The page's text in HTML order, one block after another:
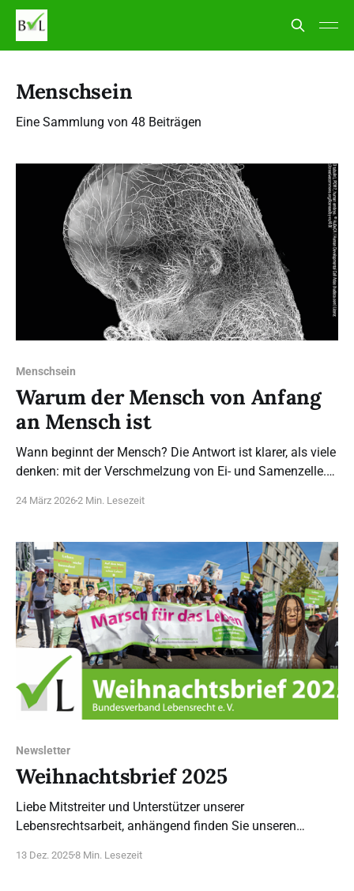
Menschsein
Eine Sammlung von 48 Beiträgen
Menschsein
Warum der Mensch von Anfang
an Mensch ist
Wann beginnt der Mensch? Die Antwort ist klarer, als viele
denken: mit der Verschmelzung von Ei- und Samenzelle.
voraus, dass jemand da
24 März 20262 Min. Lesezeit
Newsletter
Weihnachtsbrief 2025
Liebe Mitstreiter und Unterstützer unserer
Lebensrechtsarbeit, anhängend finden Sie unseren
was Sie in diesem Jahr getan und gegeben haben! Wir
13 Dez. 20258 Min. Lesezeit